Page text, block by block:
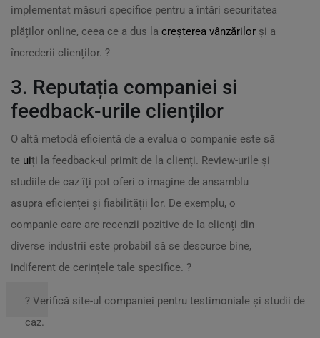
implementat măsuri specifice pentru a întări securitatea
plăților online, ceea ce a dus la creșterea vânzărilor și a
încrederii clienților. ?
3. Reputația companiei si
feedback-urile clienților
O altă metodă eficientă de a evalua o companie este să
te uiți la feedback-ul primit de la clienți. Review-urile și
studiile de caz îți pot oferi o imagine de ansamblu
asupra eficienței și fiabilității lor. De exemplu, o
companie care are recenzii pozitive de la clienți din
diverse industrii este probabil să se descurce bine,
indiferent de cerințele tale specifice. ?
? Verifică site-ul companiei pentru testimoniale și studii de
caz.